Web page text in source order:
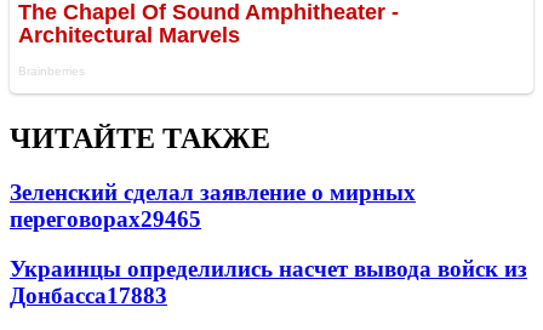
ЧИТАЙТЕ ТАКЖЕ
Зеленский сделал заявление о мирных
переговорах29465
Украинцы определились насчет вывода войск из
Донбасса17883